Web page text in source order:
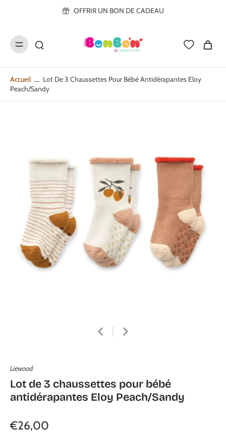
OFFRIR UN BON DE CADEAU
Accueil
Lot De 3 Chaussettes Pour Bébé Antidérapantes Eloy
Peach/Sandy
Liewood
Lot de 3 chaussettes pour bébé
antidérapantes Eloy Peach/Sandy
€26,00